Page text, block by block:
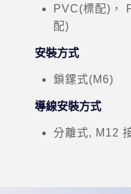
PVC(標配)，
配)
安裝方式
鎖鏍式(M6)
導線安裝方式
分離式, M12